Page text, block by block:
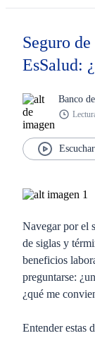
Seguro
EsSalud:
Banco
Navegar por el
de siglas y
beneficios
preguntarse:
¿qué me
Entender estas